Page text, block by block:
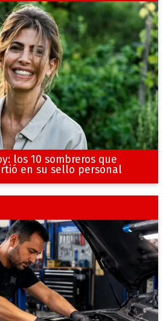
los 10 sombreros que
en su sello personal